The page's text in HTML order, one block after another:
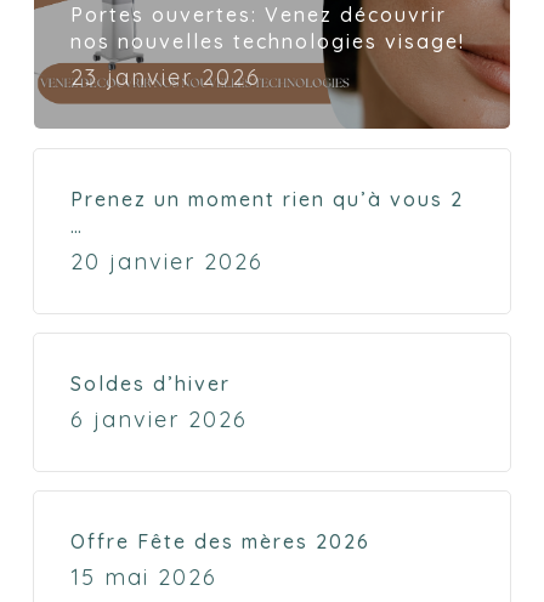
Portes ouvertes: Venez découvrir
nos nouvelles technologies visage!
23 janvier 2026
Prenez un moment rien qu’à vous 2
…
20 janvier 2026
Soldes d’hiver
6 janvier 2026
Offre Fête des mères 2026
15 mai 2026